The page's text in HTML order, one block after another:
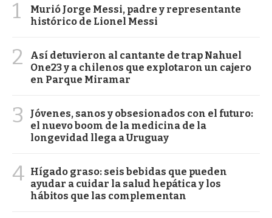
1
Murió Jorge Messi, padre y representante
histórico de Lionel Messi
2
Así detuvieron al cantante de trap Nahuel
One23 y a chilenos que explotaron un cajero
en Parque Miramar
3
Jóvenes, sanos y obsesionados con el futuro:
el nuevo boom de la medicina de la
longevidad llega a Uruguay
4 Hígado graso: seis bebidas que pueden
ayudar a cuidar la salud hepática y los
hábitos que las complementan